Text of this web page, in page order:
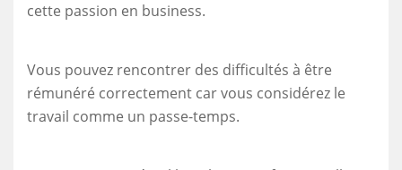
cette passion en business.
Vous pouvez rencontrer des difficultés à être
rémunéré correctement car vous considérez le
travail comme un passe-temps.